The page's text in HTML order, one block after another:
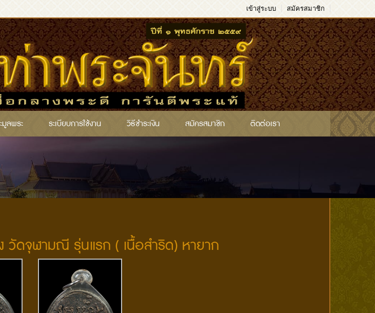
เข้าสู่ระบบ สมัครสมาชิก
มูลพระ ระเบียบการใช้งาน วิธีชำระเงิน สมัครสมาชิก ติดต่อเรา
ดจุฬามณี รุ่นแรก ( เนื้อสำริด) หายาก